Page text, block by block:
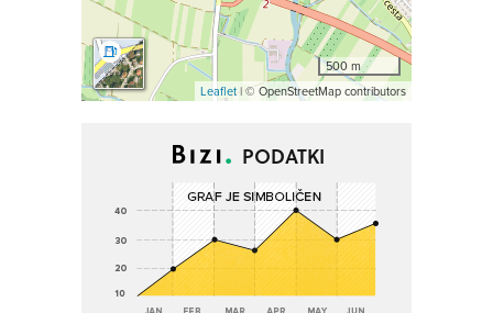
500 m
Leaflet| © OpenStreetMap contributors
PODATKI